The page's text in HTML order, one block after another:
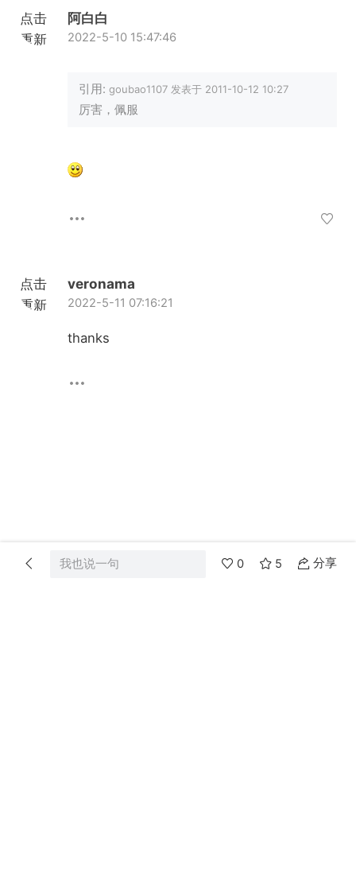
点击
重新
阿白白
2022-5-10 15:47:46
引用:goubao1107 发表于 2011-10-12 10:27
厉害，佩服
点击
重新
veronama
2022-5-11 07:16:21
thanks
我也说一句 0 5 分享